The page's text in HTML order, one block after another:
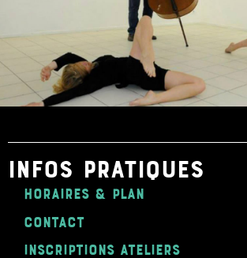
INFOS PRATIQUES
Horaires & Plan
Contact
Inscriptions ateliers